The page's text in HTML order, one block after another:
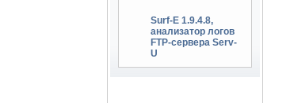
Surf-E 1.9.4.8,
анализатор логов
FTP-сервера Serv-
U